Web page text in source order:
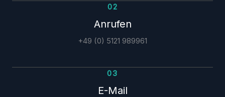
02
Anrufen
+49 (0) 5121 989961
03
E-Mail